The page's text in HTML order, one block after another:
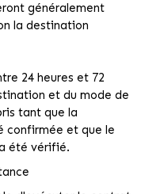
généralement
la destination
24 heures et 72
et du mode de
tant que la
confirmée et que le
été vérifié.